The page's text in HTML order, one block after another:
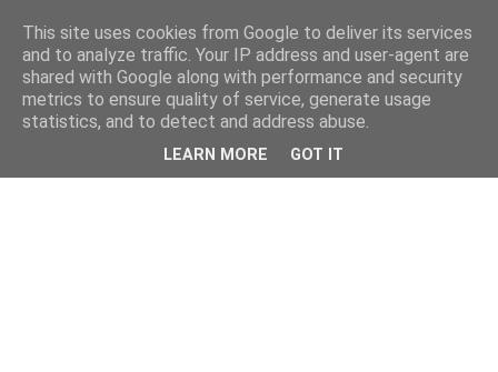
This site uses cookies from Google to deliver its services
and to analyze traffic. Your IP address and user-agent are
shared with Google along with performance and security
metrics to ensure quality of service, generate usage
statistics, and to detect and address abuse.
LEARN MORE GOT IT